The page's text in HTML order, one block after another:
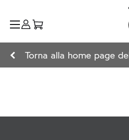
Torna alla home page